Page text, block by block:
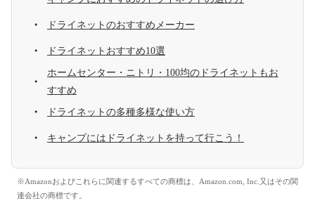
ドライネットのおすすめメーカー
ドライネットおすすめ10選
ホームセンター・ニトリ・100均のドライネットもお
すすめ
ドライネットの多種多様な使い方
キャンプにはドライネットを持って行こう！
※Amazonおよびこれらに関連するすべての商標は、Amazon.com, Inc.又はその関
連会社の商標です。